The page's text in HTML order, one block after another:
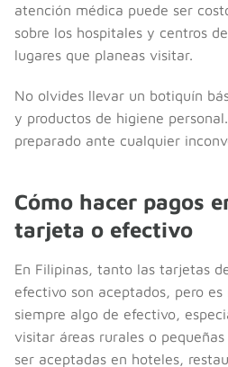
atención médica puede ser
sobre los hospitales y centros
lugares que planeas visitar.
No olvides llevar un botiquín
y productos de higiene
preparado ante cualquier
Cómo hacer pagos
tarjeta o efectivo
En Filipinas, tanto las tarjetas
efectivo son aceptados, pero
siempre algo de efectivo,
visitar áreas rurales o
ser aceptadas en hoteles,